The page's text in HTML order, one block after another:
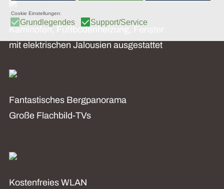
Kaminofen, Fußbodenheizung, Fenster
mit elektrischen Jalousien ausgestattet
Fantastisches Bergpanorama
Große Flachbild-TVs
Kostenfreies WLAN